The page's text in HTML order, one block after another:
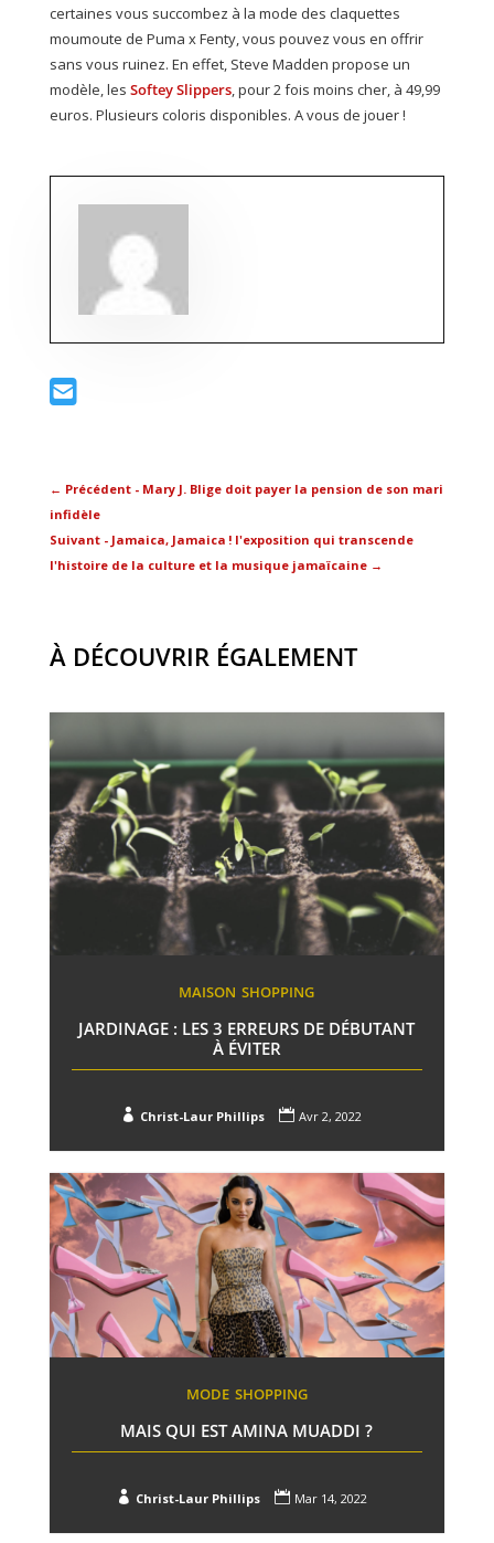
certaines vous succombez à la mode des claquettes
moumoute de Puma x Fenty, vous pouvez vous en offrir
sans vous ruinez. En effet, Steve Madden propose un
modèle, les Softey Slippers, pour 2 fois moins cher, à 49,99
euros. Plusieurs coloris disponibles. A vous de jouer !
← Précédent - Mary J. Blige doit payer la pension de son mari
infidèle
Suivant - Jamaica, Jamaica ! l'exposition qui transcende
l'histoire de la culture et la musique jamaïcaine→
À DÉCOUVRIR ÉGALEMENT
MAISON SHOPPING
JARDINAGE : LES 3 ERREURS DE DÉBUTANT
À ÉVITER
 Christ-Laur Phillips  Avr 2, 2022
MODE SHOPPING
MAIS QUI EST AMINA MUADDI ?
 Christ-Laur Phillips  Mar 14, 2022